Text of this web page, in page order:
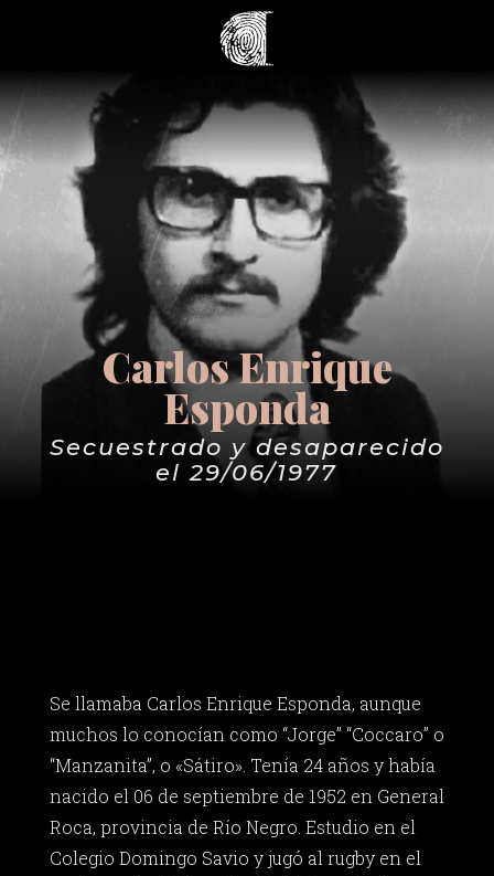
Carlos Enrique
Esponda
Secuestrado y desaparecido
el 29/06/1977
Se llamaba Carlos Enrique Esponda, aunque
muchos lo conocían como “Jorge” “Coccaro” o
“Manzanita”, o «Sátiro». Tenía 24 años y había
nacido el 06 de septiembre de 1952 en General
Roca, provincia de Río Negro. Estudio en el
Colegio Domingo Savio y jugó al rugby en el